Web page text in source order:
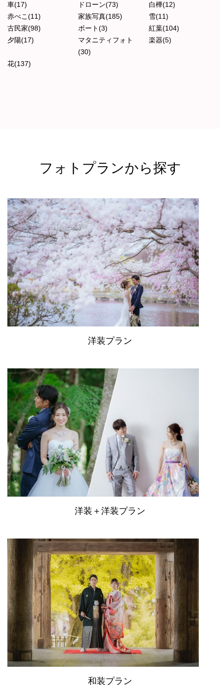
車(17)
ドローン(73)
白樺(12)
赤べこ(11)
家族写真(185)
雪(11)
古民家(98)
ボート(3)
紅葉(104)
夕陽(17)
マタニティフォト
(30)
楽器(5)
花(137)
フォトプランから探す
洋装プラン
洋装＋洋装プラン
和装プラン